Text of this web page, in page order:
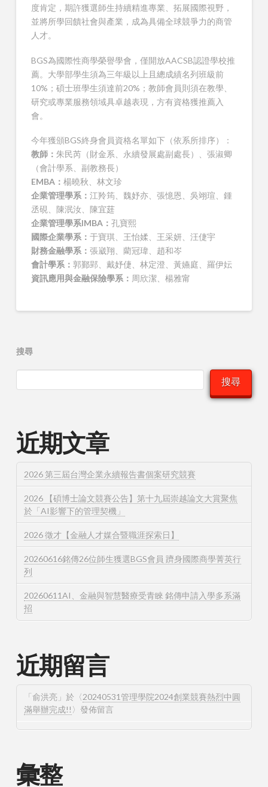
度肯定，期許獲選師生持續精進專業、拓展國際視野，
並將所學回饋社會與產業，成為具備全球競爭力的商管
人才。
BGS為國際性商學榮譽學會，僅開放AACSB認證學校推
薦。大學部學生須為三年級以上且總成績名列班級前
10%；碩士班學生須達前20%；教師會員則須在教學、
研究或專業服務領域具卓越表現，方有資格獲推薦入
會。
今年獲頒BGS終身會員資格名單如下（依系所排序）：
教師： 朱民芮（財金系、永續發展處副處長）、張淑卿
（會計學系、副教務長）
EMBA： 楊曉秋、林文珍
企業管理學系： 江羚筠、魏妤亦、張憶恩、吳翊瑄、鍾
丞硯、陳泯汝、陳宜莛
企業管理學系IMBA： 孔寶熙
國際企業學系： 于寶琪、王怡媃、王采妍、汪倢宇
財務金融學系： 張崴翔、藺冠瑋、趙和岑
會計學系： 郭鄞郢、戴妤倢、林定澄、黃嬿庭、羅伊妘
資訊應用與金融保險學系： 周欣潔、楊雅甯
搜尋
搜尋
近期文章
2026 第三屆台灣企業永續報告書個案研究競賽
2026 【碩博士論文競賽公告】第十九屆崇越論文大賞聚焦
於「AI影響下的管理契機」
2026 徵才【金融人才媒合暨職涯探索日】
20260616銘傳26位師生獲選BGS會員 躋身國際商學菁英行
列
20260611AI、金融與智慧醫療受青睞 銘傳申請入學多系滿
招
近期留言
「俞洪亮 」於〈20240531管理學院2024創業競賽熱烈中圓
滿舉辦完成!! 〉發佈留言
彙整